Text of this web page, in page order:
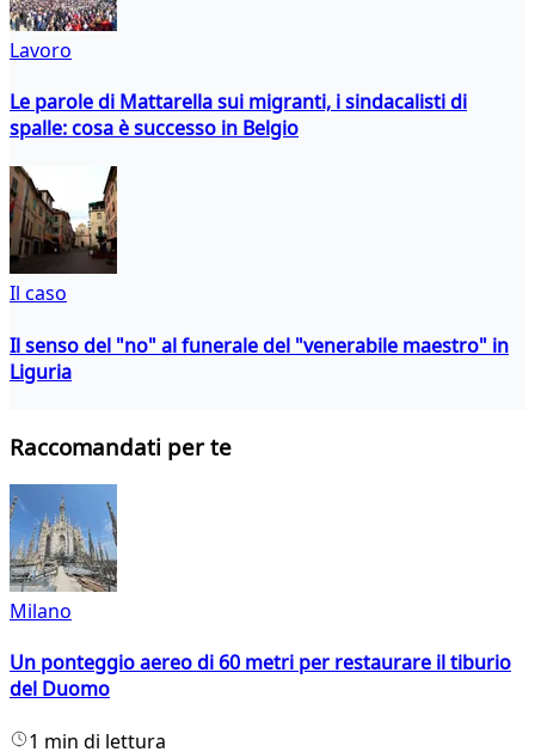
Lavoro
Le parole di Mattarella sui migranti, i sindacalisti di
spalle: cosa è successo in Belgio
Il caso
Il senso del "no" al funerale del "venerabile maestro" in
Liguria
Raccomandati per te
Milano
Un ponteggio aereo di 60 metri per restaurare il tiburio
del Duomo
1 min di lettura